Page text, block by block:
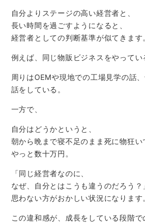
自分よりステージの高い経営者と、
長い時間を過ごすようになると、
経営者としての判断基準が似てきます
例えば、同じ物販ビジネスをやってい
周りはOEMや現地での工場見学の話
話をしている。
一方で、
自分はどうかというと、
朝から晩まで寝不足のまま死に物狂
やっと数十万円。
「同じ経営者なのに、
なぜ、自分とはこうも違うのだろう？
思わない方がおかしい状況になります
この違和感が、成長をしている段階で